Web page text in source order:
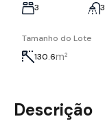
3
3
Tamanho do Lote
130.6m²
Descrição